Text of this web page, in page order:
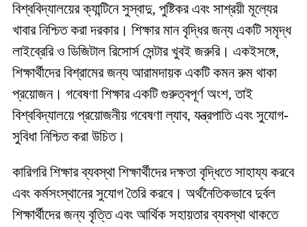
বিশ্ববিদ্যালয়ের ক্যান্টিনে সুস্বাদু, পুষ্টিকর এবং সাশ্রয়ী মূল্যের
খাবার নিশ্চিত করা দরকার। শিক্ষার মান বৃদ্ধির জন্য একটি সমৃদ্ধ
লাইব্রেরি ও ডিজিটাল রিসোর্স সেন্টার খুবই জরুরি। একইসঙ্গে,
শিক্ষার্থীদের বিশ্রামের জন্য আরামদায়ক একটি কমন রুম থাকা
প্রয়োজন। গবেষণা শিক্ষার একটি গুরুত্বপূর্ণ অংশ, তাই
বিশ্ববিদ্যালয়ে প্রয়োজনীয় গবেষণা ল্যাব, যন্ত্রপাতি এবং সুযোগ-
সুবিধা নিশ্চিত করা উচিত।
কারিগরি শিক্ষার ব্যবস্থা শিক্ষার্থীদের দক্ষতা বৃদ্ধিতে সাহায্য করবে
এবং কর্মসংস্থানের সুযোগ তৈরি করবে। অর্থনৈতিকভাবে দুর্বল
শিক্ষার্থীদের জন্য বৃত্তি এবং আর্থিক সহায়তার ব্যবস্থা থাকতে